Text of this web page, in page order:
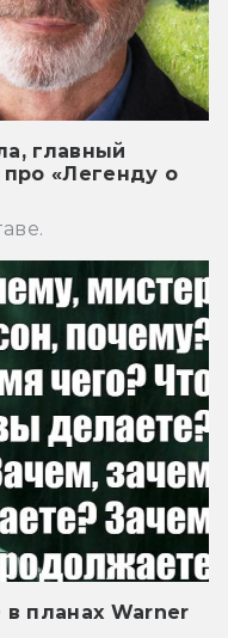
главный
«Легенду о
планах Warner